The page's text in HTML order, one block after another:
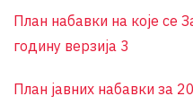
План набавки на које се
годину верзија 3
План јавних набавки за